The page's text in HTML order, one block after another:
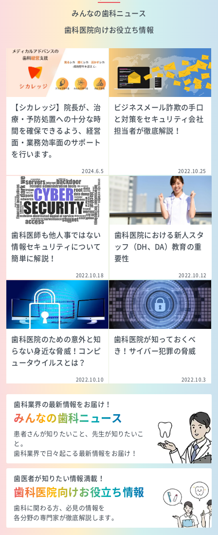
みんなの歯科ニュース
歯科医院向けお役立ち情報
【シカレッジ】院長が、治
療・予防処置への十分な時
間を確保できるよう、経営
面・業務効率面のサポート
を行います。
2024.6.5
ビジネスメール詐欺の手口
と対策をセキュリティ会社
担当者が徹底解説！
2022.10.25
歯科医師も他人事ではない
情報セキュリティについて
簡単に解説！
2022.10.18
歯科医院における新人スタ
ッフ（DH、DA）教育の重
要性
2022.10.12
歯科医院のための意外と知
らない身近な脅威！コンピ
ュータウイルスとは？
2022.10.10
歯科医院が知っておくべ
き！サイバー犯罪の脅威
2022.10.3
歯科業界の最新情報をお届け！
みんなの歯科ニュース
患者さんが知りたいこと、先生が知りたいこ
と。
歯科業界で日々起こる最新情報をお届け！
歯医者が知りたい情報満載！
歯科医院向けお役立ち情報
歯科に関わる方、必見の情報を
各分野の専門家が徹底解説します。